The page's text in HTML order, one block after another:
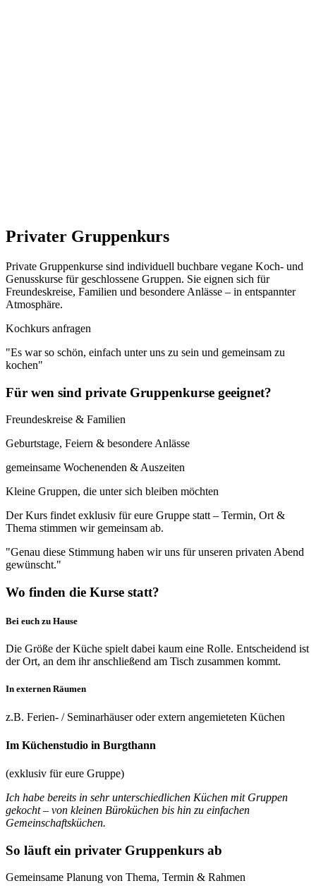
Privater Gruppenkurs
Private Gruppenkurse sind individuell buchbare vegane Koch- und
Genusskurse für geschlossene Gruppen. Sie eignen sich für
Freundeskreise, Familien und besondere Anlässe – in entspannter
Atmosphäre.
Kochkurs anfragen
"Es war so schön, einfach unter uns zu sein und gemeinsam zu
kochen"
Für wen sind private Gruppenkurse geeignet?
Freundeskreise & Familien
Geburtstage, Feiern & besondere Anlässe
gemeinsame Wochenenden & Auszeiten
Kleine Gruppen, die unter sich bleiben möchten
Der Kurs findet exklusiv für eure Gruppe statt – Termin, Ort &
Thema stimmen wir gemeinsam ab.
"Genau diese Stimmung haben wir uns für unseren privaten Abend
gewünscht."
Wo finden die Kurse statt?
Bei euch zu Hause
Die Größe der Küche spielt dabei kaum eine Rolle. Entscheidend ist
der Ort, an dem ihr anschließend am Tisch zusammen kommt.
In externen Räumen
z.B. Ferien- / Seminarhäuser oder extern angemieteten Küchen
Im Küchenstudio in Burgthann
(exklusiv für eure Gruppe)
Ich habe bereits in sehr unterschiedlichen Küchen mit Gruppen
gekocht – von kleinen Büroküchen bis hin zu einfachen
Gemeinschaftsküchen.
So läuft ein privater Gruppenkurs ab
Gemeinsame Planung von Thema, Termin & Rahmen